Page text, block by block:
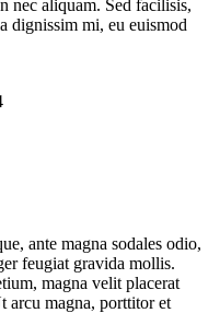
nec aliquam. Sed facilisis,
dignissim mi, eu euismod
ante magna sodales odio,
feugiat gravida mollis.
magna velit placerat
arcu magna, porttitor et